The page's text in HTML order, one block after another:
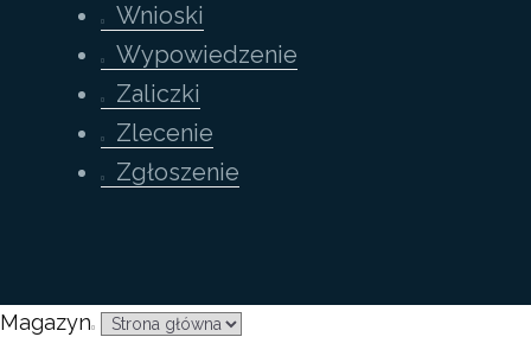
Wnioski
Wypowiedzenie
Zaliczki
Zlecenie
Zgłoszenie
Magazyn